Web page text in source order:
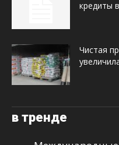
кредиты
Чистая
в тренде